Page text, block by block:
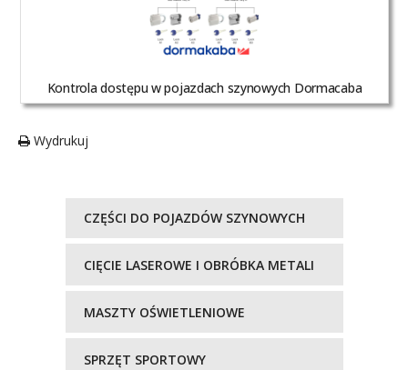
Kontrola dostępu w pojazdach szynowych Dormacaba
Wydrukuj
CZĘŚCI DO POJAZDÓW SZYNOWYCH
CIĘCIE LASEROWE I OBRÓBKA METALI
MASZTY OŚWIETLENIOWE
SPRZĘT SPORTOWY